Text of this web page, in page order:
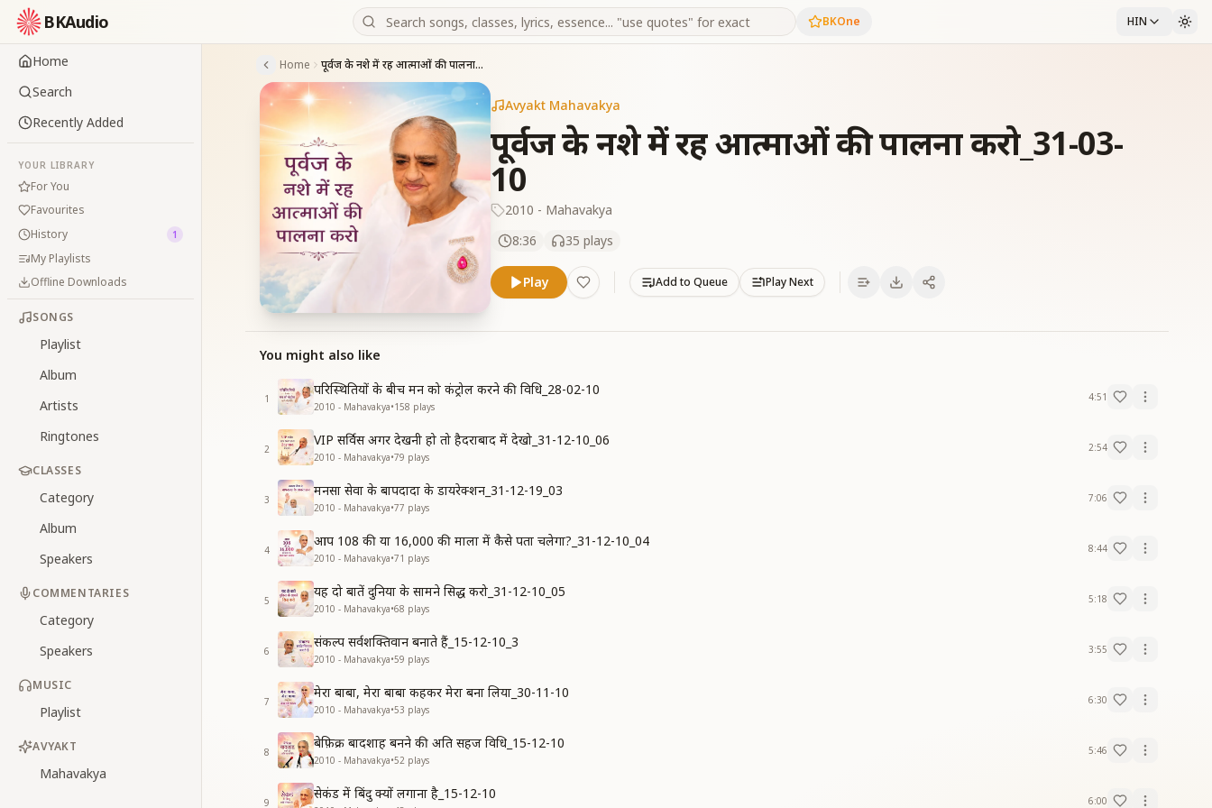
BKAudio BKOne HIN
Home
Search
Recently Added
YOUR LIBRARY
For You
Favourites
History
1
My Playlists
Offline Downloads
SONGS
Playlist
Album
Artists
Ringtones
CLASSES
Category
Album
Speakers
COMMENTARIES
Category
Speakers
MUSIC
Playlist
AVYAKT
Mahavakya
Home पूर्वज के नशे में रह आत्माओं की पालना करो_31-03-10
Avyakt Mahavakya
पूर्वज के नशे में रह आत्माओं की पालना करो_31-03-
10
2010 - Mahavakya
8:36
35 plays
Play Add to Queue Play Next
You might also like
1
परिस्थितियों के बीच मन को कंट्रोल करने की विधि_28-02-10
2010 - Mahavakya•158 plays
4:51
2
VIP सर्विस अगर देखनी हो तो हैदराबाद में देखो_31-12-10_06
2010 - Mahavakya•79 plays
2:54
3
मनसा सेवा के बापदादा के डायरेक्शन_31-12-19_03
2010 - Mahavakya•77 plays
7:06
4
आप 108 की या 16,000 की माला में कैसे पता चलेगा?_31-12-10_04
2010 - Mahavakya•71 plays
8:44
5
यह दो बातें दुनिया के सामने सिद्ध करो_31-12-10_05
2010 - Mahavakya•68 plays
5:18
6
संकल्प सर्वशक्तिवान बनाते हैं_15-12-10_3
2010 - Mahavakya•59 plays
3:55
7
मेरा बाबा, मेरा बाबा कहकर मेरा बना लिया_30-11-10
2010 - Mahavakya•53 plays
6:30
8
बेफ़िक्र बादशाह बनने की अति सहज विधि_15-12-10
2010 - Mahavakya•52 plays
5:46
9
सेकंड में बिंदु क्यों लगाना है_15-12-10 6:00